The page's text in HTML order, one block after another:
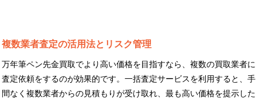
複数業者査定の活用法とリスク管理
万年筆ペン先金買取でより高い価格を目指すなら、複数の買取業者に
査定依頼をするのが効果的です。一括査定サービスを利用すると、手
間なく複数業者からの見積もりが受け取れ、最も高い価格を提示した